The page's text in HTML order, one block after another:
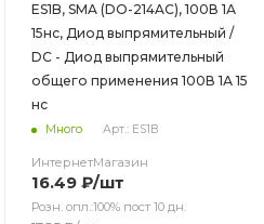
ES1B, SMA (DO-214AC), 100В 1А
15нс, Диод выпрямительный /
DC - Диод выпрямительный
общего применения 100В 1А 15
нс
Много Арт.: ES1B
ИнтернетМагазин
16.49 ₽/шт
Розн. опл.:100% пост 10 дн.